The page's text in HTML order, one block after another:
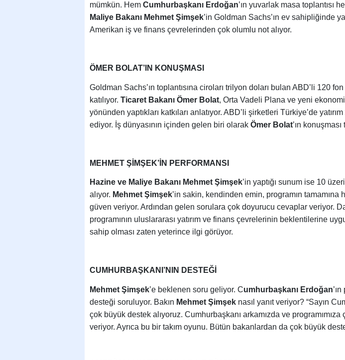
mümkün. Hem Cumhurbaşkanı Erdoğan’ın yuvarlak masa toplantısı
Maliye Bakanı Mehmet Şimşek’in Goldman Sachs’ın ev sahipliğinde
Amerikan iş ve finans çevrelerinden çok olumlu not alıyor.
ÖMER BOLAT’IN KONUŞMASI
Goldman Sachs’ın toplantısına ciroları trilyon doları bulan ABD’li 120
katılıyor. Ticaret Bakanı Ömer Bolat, Orta Vadeli Plana ve yeni
yönünden yaptıkları katkıları anlatıyor. ABD’li şirketleri Türkiye’de
ediyor. İş dünyasının içinden gelen biri olarak Ömer Bolat’ın
MEHMET ŞİMŞEK’İN PERFORMANSI
Hazine ve Maliye Bakanı Mehmet Şimşek’in yaptığı sunum ise 10
alıyor. Mehmet Şimşek’in sakin, kendinden emin, programın tamamına
güven veriyor. Ardından gelen sorulara çok doyurucu cevaplar veriyor.
programının uluslararası yatırım ve finans çevrelerinin beklentilerine
sahip olması zaten yeterince ilgi görüyor.
CUMHURBAŞKANI’NIN DESTEĞİ
Mehmet Şimşek’e beklenen soru geliyor. Cumhurbaşkanı Erdoğan
desteği soruluyor. Bakın Mehmet Şimşek nasıl yanıt veriyor? “Sayın
çok büyük destek alıyoruz. Cumhurbaşkanı arkamızda ve
veriyor. Ayrıca bu bir takım oyunu. Bütün bakanlardan da çok büyük